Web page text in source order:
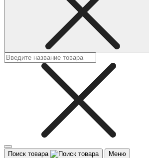
Поиск товара Меню